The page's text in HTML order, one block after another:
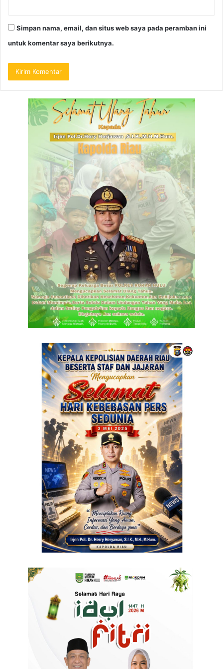
Simpan nama, email, dan situs web saya pada peramban ini
untuk komentar saya berikutnya.